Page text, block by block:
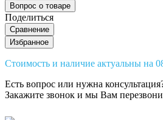
Вопрос о товаре
Поделиться
Сравнение
Избранное
Стоимость и наличие актуальны на
Есть вопрос или нужна
Закажите звонок и мы Вам